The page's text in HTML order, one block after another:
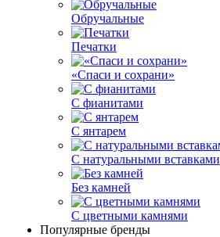
Обручальные
Печатки
«Спаси и сохрани»
С фианитами
С янтарем
С натуральными вставками
Без камней
С цветными камнями
Популярные бренды